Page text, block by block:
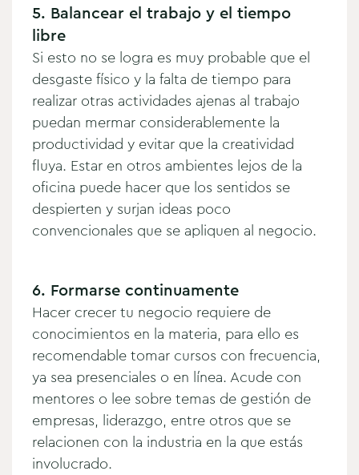
5. Balancear el trabajo y el tiempo
libre
Si esto no se logra es muy probable que el
desgaste físico y la falta de tiempo para
realizar otras actividades ajenas al trabajo
puedan mermar considerablemente la
productividad y evitar que la creatividad
fluya. Estar en otros ambientes lejos de la
oficina puede hacer que los sentidos se
despierten y surjan ideas poco
convencionales que se apliquen al negocio.
6. Formarse continuamente
Hacer crecer tu negocio requiere de
conocimientos en la materia, para ello es
recomendable tomar cursos con frecuencia,
ya sea presenciales o en línea. Acude con
mentores o lee sobre temas de gestión de
empresas, liderazgo, entre otros que se
relacionen con la industria en la que estás
involucrado.